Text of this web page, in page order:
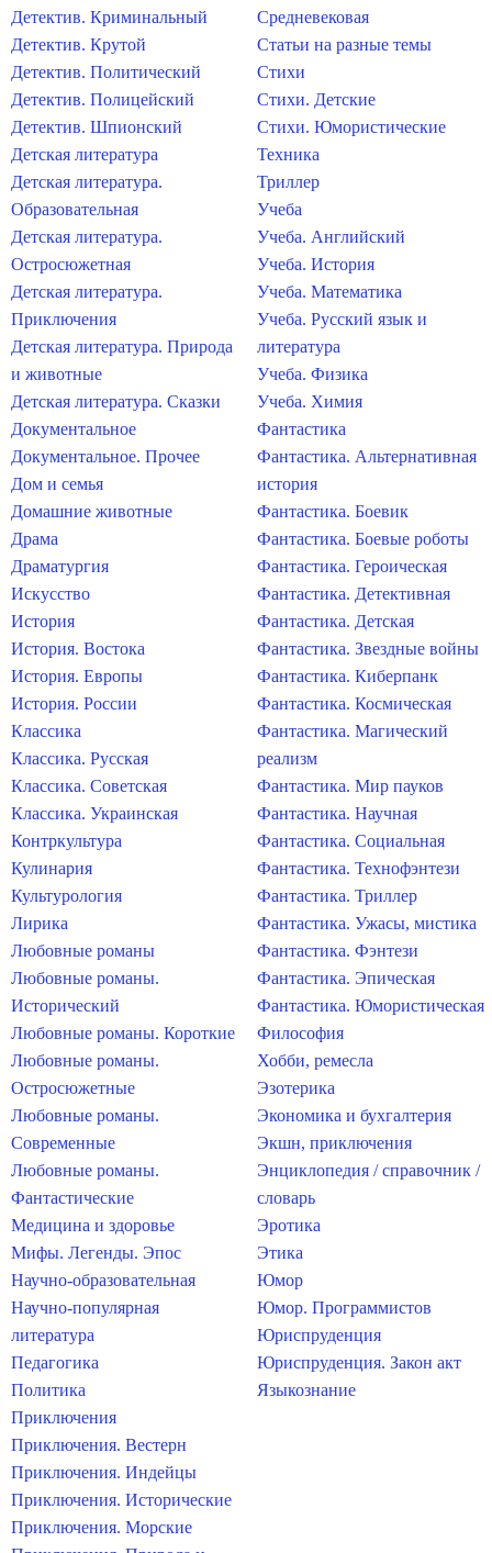
Детектив. Криминальный
Детектив. Крутой
Детектив. Политический
Детектив. Полицейский
Детектив. Шпионский
Детская литература
Детская литература.
Образовательная
Детская литература.
Остросюжетная
Детская литература.
Приключения
Детская литература. Природа
и животные
Детская литература. Сказки
Документальное
Документальное. Прочее
Дом и семья
Домашние животные
Драма
Драматургия
Искусство
История
История. Востока
История. Европы
История. России
Классика
Классика. Русская
Классика. Советская
Классика. Украинская
Контркультура
Кулинария
Культурология
Лирика
Любовные романы
Любовные романы.
Исторический
Любовные романы. Короткие
Любовные романы.
Остросюжетные
Любовные романы.
Современные
Любовные романы.
Фантастические
Медицина и здоровье
Мифы. Легенды. Эпос
Научно-образовательная
Научно-популярная
литература
Педагогика
Политика
Приключения
Приключения. Вестерн
Приключения. Индейцы
Приключения. Исторические
Приключения. Морские
Средневековая
Статьи на разные темы
Стихи
Стихи. Детские
Стихи. Юмористические
Техника
Триллер
Учеба
Учеба. Английский
Учеба. История
Учеба. Математика
Учеба. Русский язык и
литература
Учеба. Физика
Учеба. Химия
Фантастика
Фантастика. Альтернативная
история
Фантастика. Боевик
Фантастика. Боевые роботы
Фантастика. Героическая
Фантастика. Детективная
Фантастика. Детская
Фантастика. Звездные войны
Фантастика. Киберпанк
Фантастика. Космическая
Фантастика. Магический
реализм
Фантастика. Мир пауков
Фантастика. Научная
Фантастика. Социальная
Фантастика. Технофэнтези
Фантастика. Триллер
Фантастика. Ужасы, мистика
Фантастика. Фэнтези
Фантастика. Эпическая
Фантастика. Юмористическая
Философия
Хобби, ремесла
Эзотерика
Экономика и бухгалтерия
Экшн, приключения
Энциклопедия / справочник /
словарь
Эротика
Этика
Юмор
Юмор. Программистов
Юриспруденция
Юриспруденция. Закон акт
Языкознание